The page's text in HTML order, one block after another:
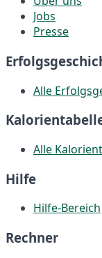
Jobs
Presse
Alle
Alle
Hilfe
Hilfe-Bereich
Rechner